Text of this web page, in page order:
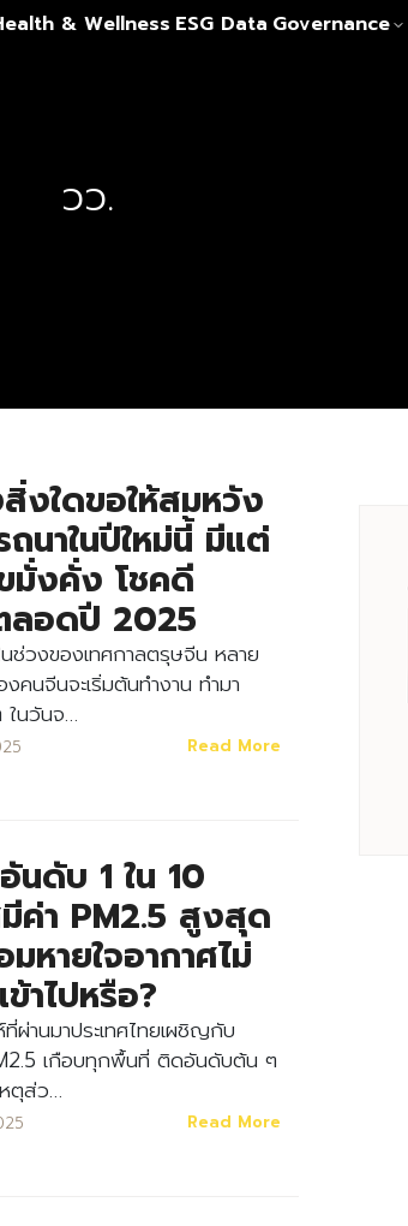
& Wellness ESG Data Governance
วว.
งใดขอให้สมหวัง
ถนาในปีใหม่นี้ มีแต่
มั่งคั่ง โชคดี
ลอดปี 2025
ช่วงของเทศกาลตรุษจีน หลาย
คนจีนจะเริ่มต้นทำงาน ทำมา
ในวันจ…
Read More
นดับ 1 ใน 10
มีค่า PM2.5 สูงสุด
มหายใจอากาศไม่
าไปหรือ?
ผ่านมาประเทศไทยเผชิญกับ
เกือบทุกพื้นที่ ติดอันดับต้น ๆ
ตุส่ว…
Read More